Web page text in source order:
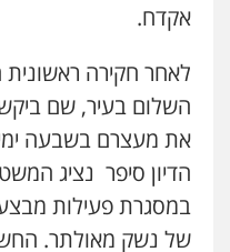
משפט פלילי
וחקירות
משרד
פלילי
אקדח.
לאחר חקירה
השלום בעיר, שם
במסגרת פעילות
של נשק מאולתר.